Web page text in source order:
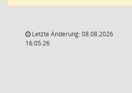
Letzte Änderung: 08.08.2026
16:05:26